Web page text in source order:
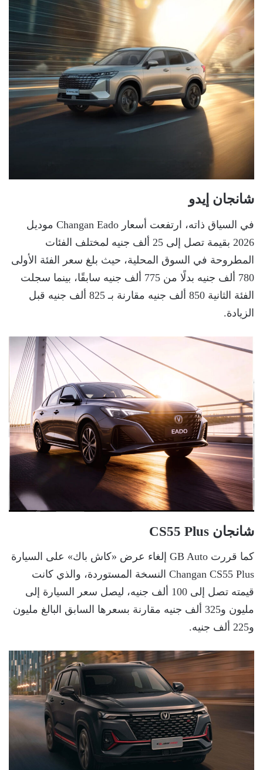
شانجان إيدو
في السياق ذاته، ارتفعت أسعار Changan Eado موديل
2026 بقيمة تصل إلى 25 ألف جنيه لمختلف الفئات
المطروحة في السوق المحلية، حيث بلغ سعر الفئة الأولى
780 ألف جنيه بدلًا من 775 ألف جنيه سابقًا، بينما سجلت
الفئة الثانية 850 ألف جنيه مقارنة بـ 825 ألف جنيه قبل
الزيادة.
شانجان CS55 Plus
كما قررت GB Auto إلغاء عرض «كاش باك» على السيارة
Changan CS55 Plus النسخة المستوردة، والذي كانت
قيمته تصل إلى 100 ألف جنيه، ليصل سعر السيارة إلى
مليون و325 ألف جنيه مقارنة بسعرها السابق البالغ مليون
و225 ألف جنيه.